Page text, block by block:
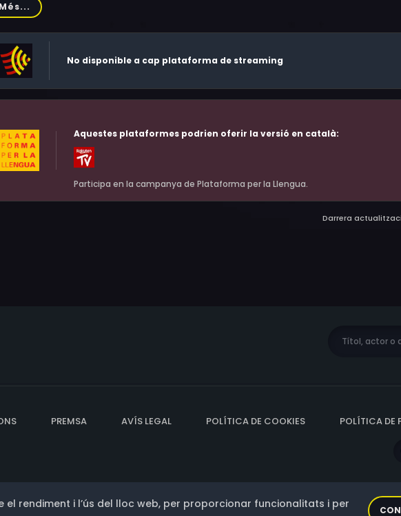
Més...
No disponible a cap plataforma de streaming
Aquestes plataformes podrien oferir la versió en català:
Participa en la campanya de Plataforma per la Llengua.
Darrera
PREMSA AVÍS LEGAL POLÍTICA DE COOKIES POLÍTICA DE
rendiment i l’ús del lloc web, per proporcionar funcionalitats i per